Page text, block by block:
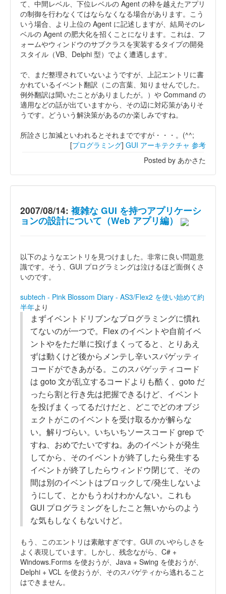
て、中間レベル、下位レベルの Agent の枠を越えたアプリ
の制御を行わなくてはならなくなる場合があります。こう
いう場合、より上位の Agent に記述しますが、結局そのレ
ベルの Agent の肥大化を招くことになります。これは、フ
ォームやウィンドウのサブクラスを実装するタイプの開発
スタイル（VB、Delphi 型）でよく遭遇します。
で、まだ整理されていないようですが、上記エントリに書
かれているイベント翻訳（この言葉、知りませんでした。
例外翻訳は聞いたことがありましたが。）や Command の
適用などの話が出ていますから、その辺に対応策がありそ
うです。どういう解決策があるのか楽しみですね。
所詮さじ加減といわれるとそれまでですが・・・。(^^;
[プログラミング] GUI アーキテクチャ 参考
Posted by あかさた
2007/08/14: 複雑な GUI を持つアプリケーシ
ョンの設計について（Web アプリ編）
以下のようなエントリを見つけました。非常に良い問題意
識です。そう、GUI プログラミングは泣けるほど面倒くさ
いのです。
subtech - Pink Blossom Diary - AS3/Flex2 を使い始めて約
半年より
まずイベントドリブンなプログラミングに慣れ
てないのが一つで。Flex のイベントや自前イベ
ントやをただ単に投げまくってると、とりあえ
ずは動くけど後からメンテし辛いスパゲッティ
コードができあがる。このスパゲッティコード
は goto 文が乱立するコードよりも酷く、goto だ
ったら割と行き先は把握できるけど、イベント
を投げまくってるだけだと、どこでどのオブジ
ェクトがこのイベントを受け取るかが解らな
い。解りづらい。いちいちソースコード grep で
すね、おめでたいですね。あのイベントが発生
してから、そのイベントが終了したら発生する
イベントが終了したらウィンドウ閉じて、その
間は別のイベントはブロックして/発生しないよ
うにして、とかもうわけわかんない。これも
GUI プログラミングをしたこと無いからのよう
な気もしなくもないけど。
もう、このエントリは素敵すぎです。GUI のいやらしさを
よく表現しています。しかし、残念ながら、C# +
Windows.Forms を使おうが、Java + Swing を使おうが、
Delphi + VCL を使おうが、そのスパゲティから逃れること
はできません。